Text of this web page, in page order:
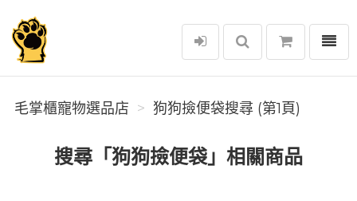
毛掌櫃寵物選品店
選單
毛掌櫃寵物選品店 狗狗撿便袋搜尋 (第1頁)
搜尋「狗狗撿便袋」相關商品